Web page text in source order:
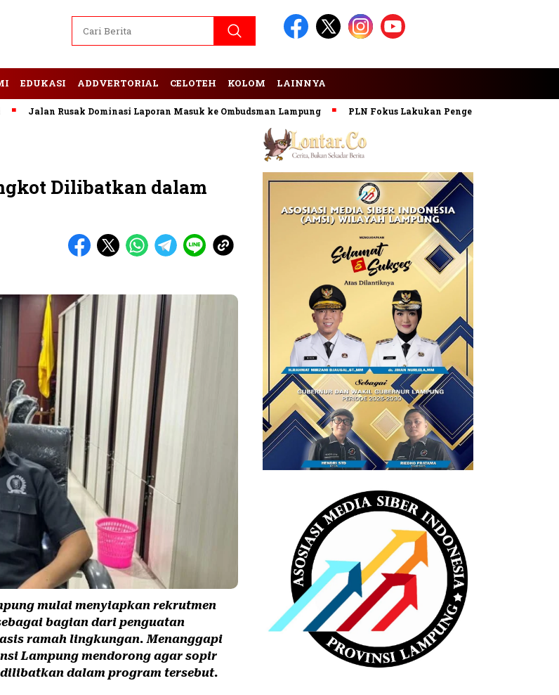
EDUKASI ADDVERTORIAL CELOTEH KOLOM LAINNYA
Rusak Dominasi Laporan Masuk ke Ombudsman Lampung PLN Fokus Lakukan Pengembangan Pembangkit EBT
Dilibatkan dalam
mulai menyiapkan rekrutmen
bagian dari penguatan
ramah lingkungan. Menanggapi
Lampung mendorong agar sopir
dalam program tersebut.